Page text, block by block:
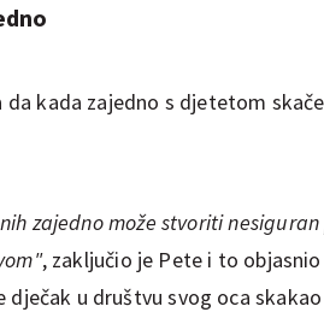
kada zajedno s djetetom
zajedno može stvoriti
, zaključio je Pete i to
dječak u društvu svog oca